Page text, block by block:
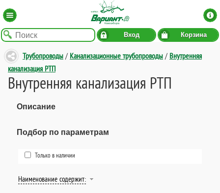
Вход Корзина
Трубопроводы / Канализационные трубопроводы / Внутренняя
канализация РТП
Внутренняя канализация РТП
Описание
Подбор по параметрам
Только в наличии
Наименование содержит: